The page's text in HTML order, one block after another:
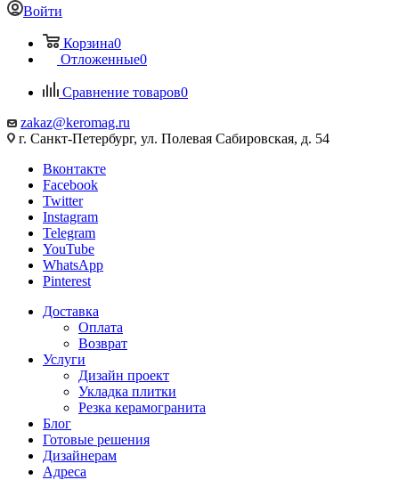
Войти
Корзина0
Отложенные0
Сравнение товаров0
zakaz@keromag.ru
г. Санкт-Петербург, ул. Полевая Сабировская, д. 54
Вконтакте
Facebook
Twitter
Instagram
Telegram
YouTube
WhatsApp
Pinterest
Доставка
Оплата
Возврат
Услуги
Дизайн проект
Укладка плитки
Резка керамогранита
Блог
Готовые решения
Дизайнерам
Адреса